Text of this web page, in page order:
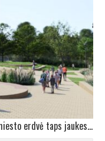
AIKŠTĖ NAUJOJOJE VILNIOJE: Tranzitinė miesto erdvė taps jaukesnė